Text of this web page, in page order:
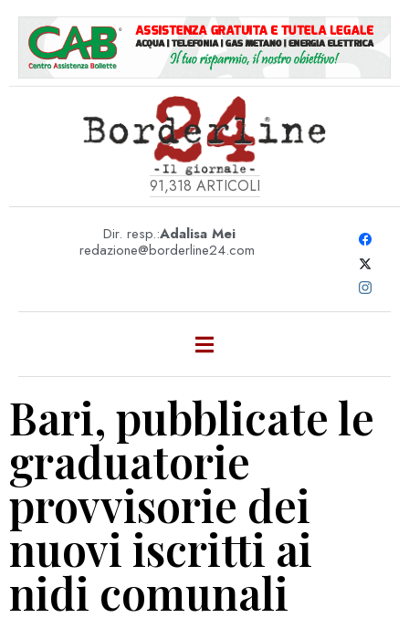
91,318 ARTICOLI
Dir. resp.:Adalisa Mei
redazione@borderline24.com
Bari, pubblicate le
graduatorie
provvisorie dei
nuovi iscritti ai
nidi comunali